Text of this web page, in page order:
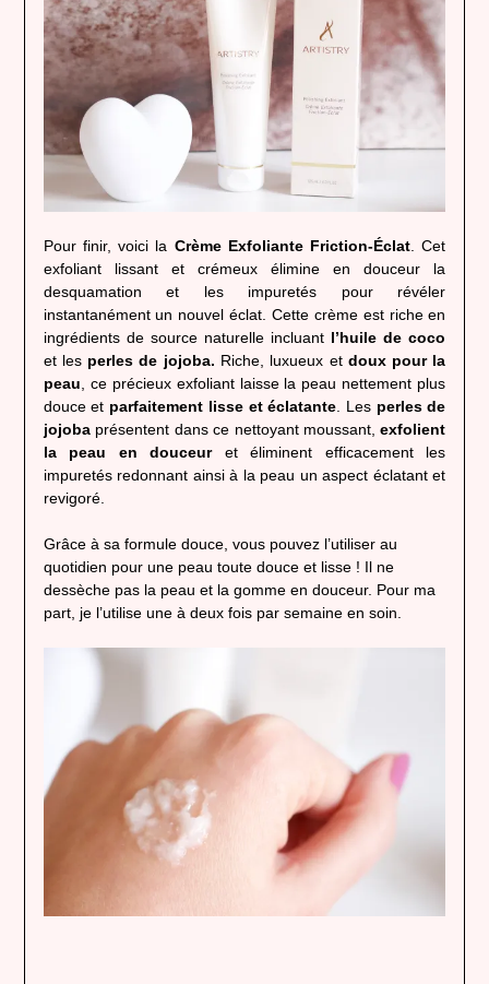
Pour finir, voici la Crème Exfoliante Friction-Éclat. Cet
exfoliant lissant et crémeux élimine en douceur la
desquamation et les impuretés pour révéler
instantanément un nouvel éclat. Cette crème est riche en
ingrédients de source naturelle incluant l’huile de coco
et les perles de jojoba. Riche, luxueux et doux pour la
peau, ce précieux exfoliant laisse la peau nettement plus
douce et parfaitement lisse et éclatante. Les perles de
jojoba présentent dans ce nettoyant moussant,exfolient
la peau en douceuret éliminent efficacement les
impuretés redonnant ainsi à la peau un aspect éclatant et
revigoré.
Grâce à sa formule douce, vous pouvez l’utiliser au
quotidien pour une peau toute douce et lisse ! Il ne
dessèche pas la peau et la gomme en douceur. Pour ma
part, je l’utilise une à deux fois par semaine en soin.